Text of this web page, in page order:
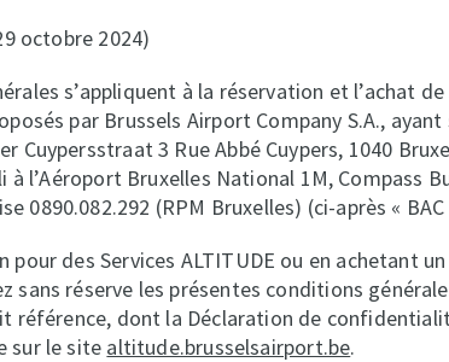
octobre 2024)
s’appliquent à la réservation et l’achat de
par Brussels Airport Company S.A.,
Cuypersstraat 3 Rue Abbé Cuypers, 1040
l’Aéroport Bruxelles National 1M, Compass
0890.082.292 (RPM Bruxelles) (ci-après « BAC
des Services ALTITUDE ou en achetant
sans réserve les présentes conditions
référence, dont la Déclaration de
sur le site altitude.brusselsairport.be.